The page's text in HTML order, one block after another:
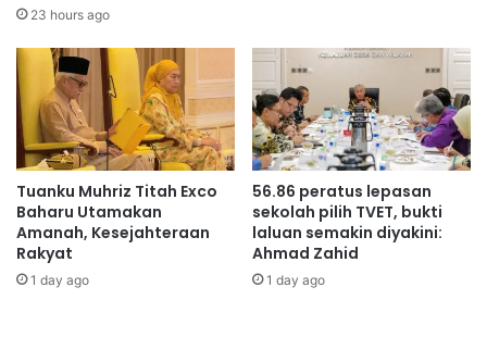
g
r
i
S
e
m
b
l
a
n
23 hours ago
Tuanku Muhriz Titah Exco
Baharu Utamakan
Amanah, Kesejahteraan
Rakyat
1 day ago
56.86 peratus lepasan
sekolah pilih TVET, bukti
laluan semakin diyakini:
Ahmad Zahid
1 day ago